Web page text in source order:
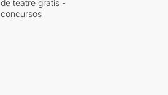
de teatre gratis -
concursos